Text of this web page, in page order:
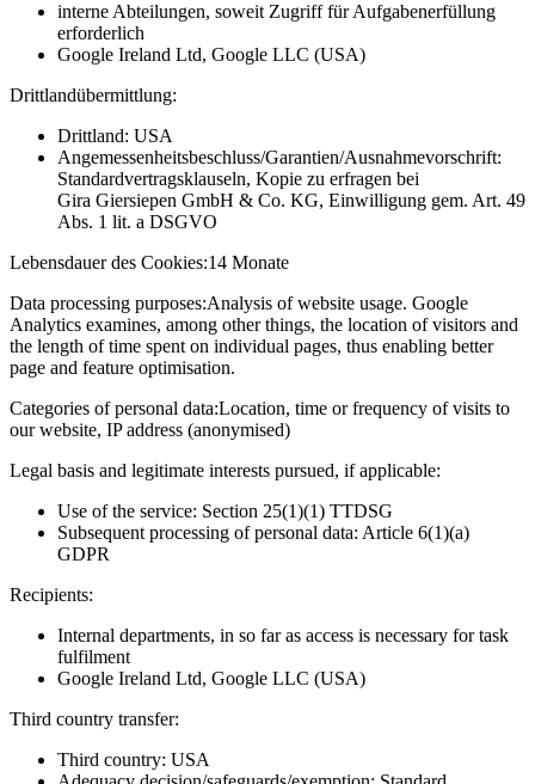
interne Abteilungen, soweit Zugriff für Aufgabenerfüllung
erforderlich
Google Ireland Ltd, Google LLC (USA)
Drittlandübermittlung:
Drittland: USA
Angemessenheitsbeschluss/Garantien/Ausnahmevorschrift:
Standardvertragsklauseln, Kopie zu erfragen bei
Gira Giersiepen GmbH & Co. KG, Einwilligung gem. Art. 49
Abs. 1 lit. a DSGVO
Lebensdauer des Cookies:14 Monate
Data processing purposes:Analysis of website usage. Google
Analytics examines, among other things, the location of visitors and
the length of time spent on individual pages, thus enabling better
page and feature optimisation.
Categories of personal data:Location, time or frequency of visits to
our website, IP address (anonymised)
Legal basis and legitimate interests pursued, if applicable:
Use of the service: Section 25(1)(1) TTDSG
Subsequent processing of personal data: Article 6(1)(a)
GDPR
Recipients:
Internal departments, in so far as access is necessary for task
fulfilment
Google Ireland Ltd, Google LLC (USA)
Third country transfer:
Third country: USA